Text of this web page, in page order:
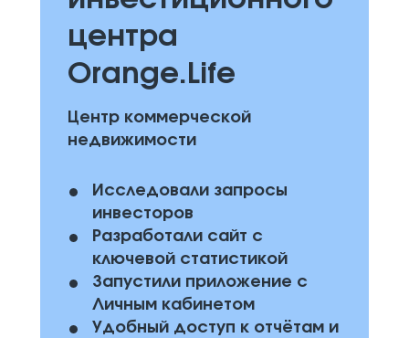
центра
Orange.Life
Центр коммерческой
недвижимости
Исследовали запросы
инвесторов
Разработали сайт с
ключевой статистикой
Запустили приложение с
Личным кабинетом
Удобный доступ к отчётам и